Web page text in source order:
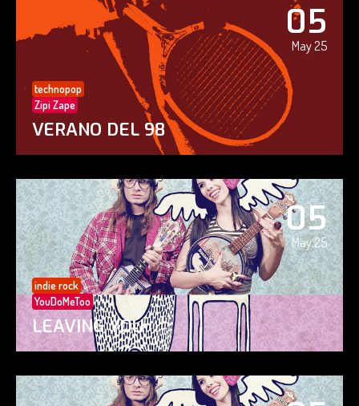
05
May 25
technopop
Zipi Zape
VERANO DEL 98
05
May 25
indie rock
YouDoMeToo
LEAVING YOU